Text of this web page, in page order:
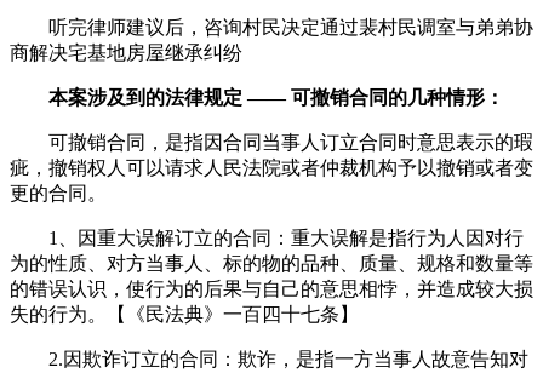
听完律师建议后，咨询村民决定通过裴村民调室与弟弟协
商解决宅基地房屋继承纠纷
本案涉及到的法律规定 —— 可撤销合同的几种情形：
可撤销合同，是指因合同当事人订立合同时意思表示的瑕
疵，撤销权人可以请求人民法院或者仲裁机构予以撤销或者变
更的合同。
1、因重大误解订立的合同：重大误解是指行为人因对行
为的性质、对方当事人、标的物的品种、质量、规格和数量等
的错误认识，使行为的后果与自己的意思相悖，并造成较大损
失的行为。【《民法典》一百四十七条】
2.因欺诈订立的合同：欺诈，是指一方当事人故意告知对